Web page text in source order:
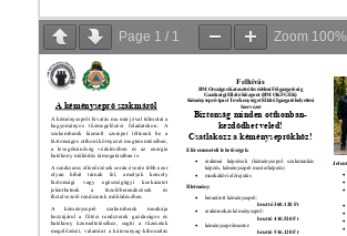
Page 1 / 1 Zoom 100%